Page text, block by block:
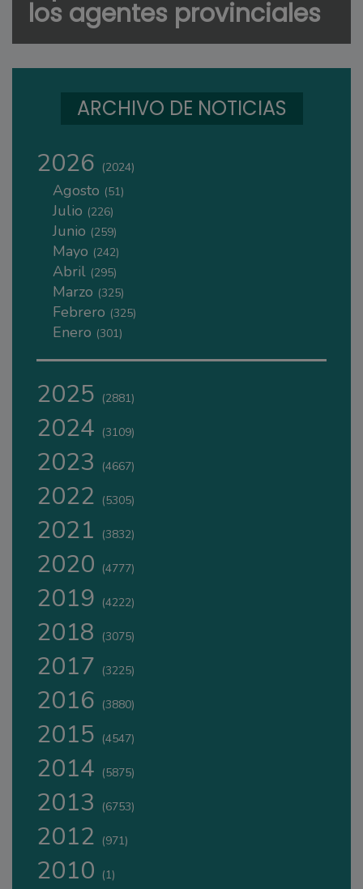
los agentes provinciales
ARCHIVO DE NOTICIAS
2026 (2024)
Agosto (51)
Julio (226)
Junio (259)
Mayo (242)
Abril (295)
Marzo (325)
Febrero (325)
Enero (301)
2025 (2881)
2024 (3109)
2023 (4667)
2022 (5305)
2021 (3832)
2020 (4777)
2019 (4222)
2018 (3075)
2017 (3225)
2016 (3880)
2015 (4547)
2014 (5875)
2013 (6753)
2012 (971)
2010 (1)